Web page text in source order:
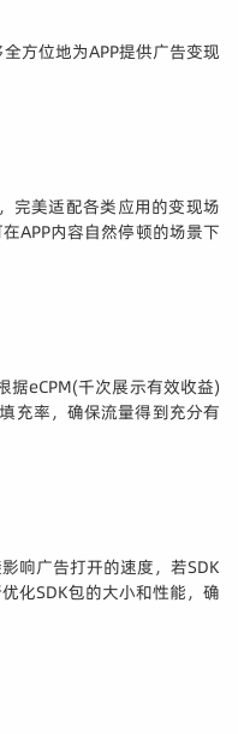
方位地为APP提供广告变现
完美适配各类应用的变现场
APP内容自然停顿的场景下
eCPM(千次展示有效收益)
充率，确保流量得到充分有
响广告打开的速度，若SDK
化SDK包的大小和性能，确